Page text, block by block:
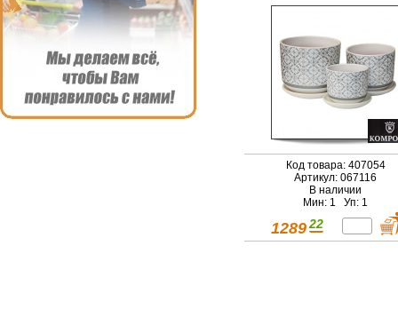
Код товара: 407054
Артикул: 067116
В наличии
Мин: 1 Уп: 1
1289 22